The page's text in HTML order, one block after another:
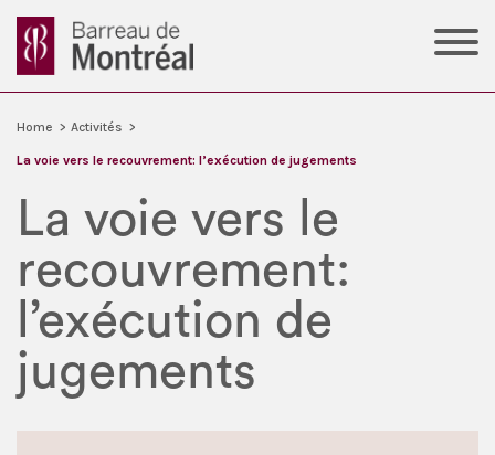
Home > Activités >
La voie vers le recouvrement: l’exécution de jugements
La voie vers le
recouvrement:
l’exécution de
jugements